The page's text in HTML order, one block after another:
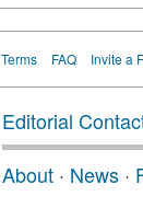
Terms FAQ Invite a
Editorial
About · News ·